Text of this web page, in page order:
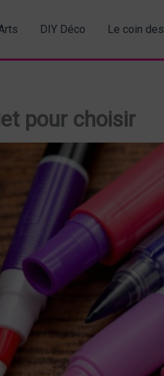
DIY Déco Le coin
pour choisir